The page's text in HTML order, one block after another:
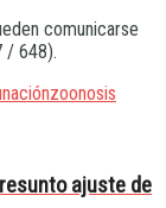
comunicarse
/ 648).
zoonosis
ajuste de